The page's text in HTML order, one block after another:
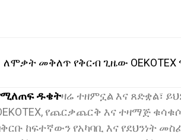
ለሞቃት መቅለጥ የቅርብ ጊዜው
ዱቄትዛሬ ተዘምኗል እና ጸድቋል፣
የጨርቃጨርቅ እና ተዛማጅ
ከፍተኛውን የአካባቢ እና